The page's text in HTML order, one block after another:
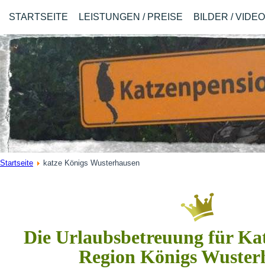
STARTSEITE LEISTUNGEN / PREISE BILDER /
Startseite katze Königs Wusterhausen
Die Urlaubsbetreuung für
Region Königs